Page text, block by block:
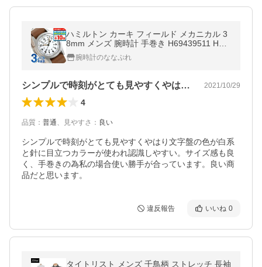
ハミルトン カーキ フィールド メカニカル 3
8mm メンズ 腕時計 手巻き H69439511 HAM
ILTON 時計 ホワイト ブラウン プレゼント
実用的
腕時計のななぷれ
シンプルで時刻がとても見やすくやはり文… 2021/10/29
4
品質 ： 普通、 見やすさ ： 良い
シンプルで時刻がとても見やすくやはり文字盤の色が白系
と針に目立つカラーが使われ認識しやすい。サイズ感も良
く、手巻きの為私の場合使い勝手が合っています。良い商
品だと思います。
違反報告 いいね 0
タイトリスト メンズ 千鳥柄 ストレッチ 長袖